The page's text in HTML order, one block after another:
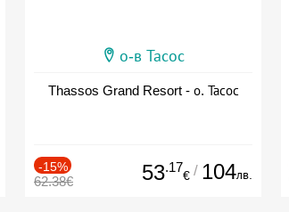
о-в Тасос
Thassos Grand Resort - о. Тасос
-15%
62.38€ 53.17
€ / 104лв.